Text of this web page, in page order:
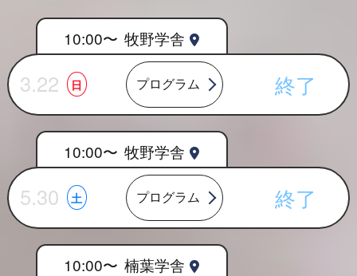
3.22 日
10:00〜 牧野学舎
プログラム 終了
5.30 土
10:00〜 牧野学舎
プログラム 終了
10:00〜 楠葉学舎